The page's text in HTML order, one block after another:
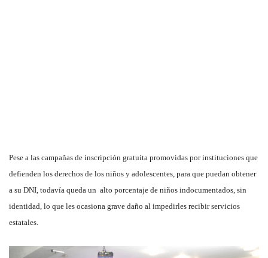
Pese a las campañas de inscripción gratuita promovidas por instituciones que
defienden los derechos de los niños y adolescentes, para que puedan obtener
a su DNI, todavía queda un alto porcentaje de niños indocumentados, sin
identidad, lo que les ocasiona grave daño al impedirles recibir servicios
estatales.